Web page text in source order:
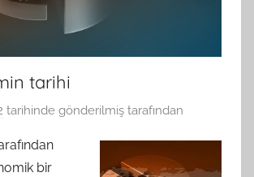
tarihi
tarihinde gönderilmiş tarafından
bir